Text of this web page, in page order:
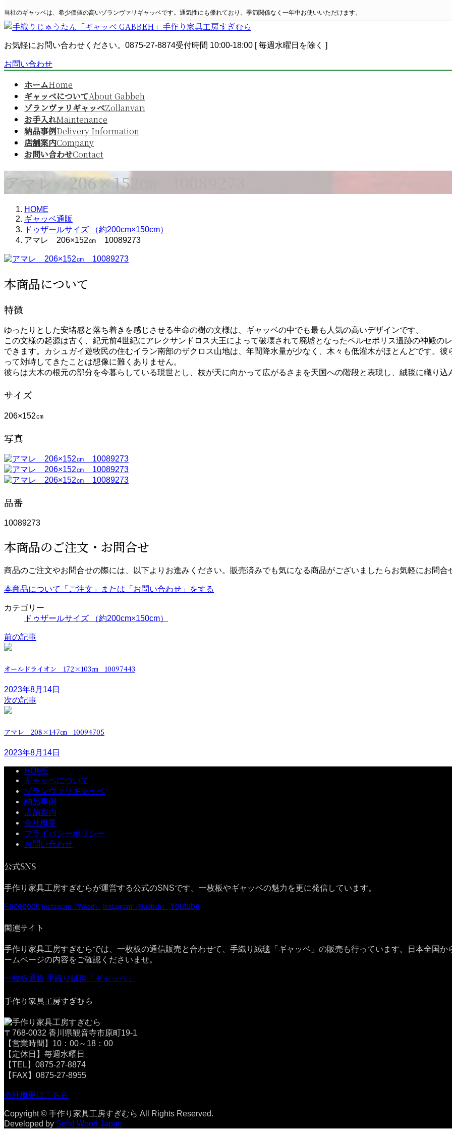
ン
テ
ツ
ス
ビ
ゲ
シ
ン
当社のギャッベは、希少価値の高いゾランヴァリギャッベです。通気性にも優れており、季節関係なく一年中お使いいただけます。
お気軽にお問い合わせください。 0875-27-8874受付時間 10:00-18:00 [ 毎週水曜日を除く ]
お問い合わせ
ホームHome
ギャッベについてAbout Gabbeh
ゾランヴァリギャッベZollanvari
お手入れMaintenance
納品事例Delivery Information
店舗案内Company
お問い合わせContact
アマレ 206×152㎝ 10089273
HOME
ギャッベ通販
ドゥザールサイズ （約200cm×150cm）
アマレ 206×152㎝ 10089273
本商品について
特徴
ゆったりとした安堵感と落ち着きを感じさせる生命の樹の文様は、ギャッベの中でも最も人気の高いデザインです。
この文様の起源は古く、紀元前4世紀にアレクサンドロス大王によって破壊されて廃墟となったペルセポリス遺跡の神殿の
できます。カシュガイ遊牧民の住むイラン南部のザクロス山地は、年間降水量が少なく、木々も低灌木がほとんどです。
って対峙してきたことは想像に難くありません。
彼らは大木の根元の部分を今暮らしている現世とし、枝が天に向かって広がるさまを天国への階段と表現し、絨毯に織り込
サイズ
206×152㎝
写真
品番
10089273
本商品のご注文・お問合せ
商品のご注文やお問合せの際には、以下よりお進みください。販売済みでも気になる商品がございましたらお気軽にお問合
本商品について「ご注文」または「お問い合わせ」をする
カテゴリー
ドゥザールサイズ （約200cm×150cm）
前の記事
オールドライオン 172×103㎝ 10097443
2023年8月14日
次の記事
アマレ 208×147㎝ 10094705
2023年8月14日
HOME
ギャッベについて
ゾランヴァリギャッベ
納品事例
店舗案内
会社概要
プライバシーポリシー
お問い合わせ
公式SNS
手作り家具工房すぎむらが運営する公式のSNSです。一枚板やギャッベの魅力を更に発信しています。
Facebook Instagram（Wood） Instagram（Gabbeh） Youtube
関連サイト
手作り家具工房すぎむらでは、一枚板の通信販売と合わせて、手織り絨毯「ギャッベ」の販売も行っています。日本全国
ームページの内容をご確認くださいませ。
一枚板通販 手織り絨毯「ギャッベ」
手作り家具工房すぎむら
〒768-0032 香川県観音寺市原町19-1
【営業時間】10：00～18：00
【定休日】毎週水曜日
【TEL】0875-27-8874
【FAX】0875-27-8955
会社概要はこちら
Copyright © 手作り家具工房すぎむら All Rights Reserved.
Developed by Solid Wood Japan